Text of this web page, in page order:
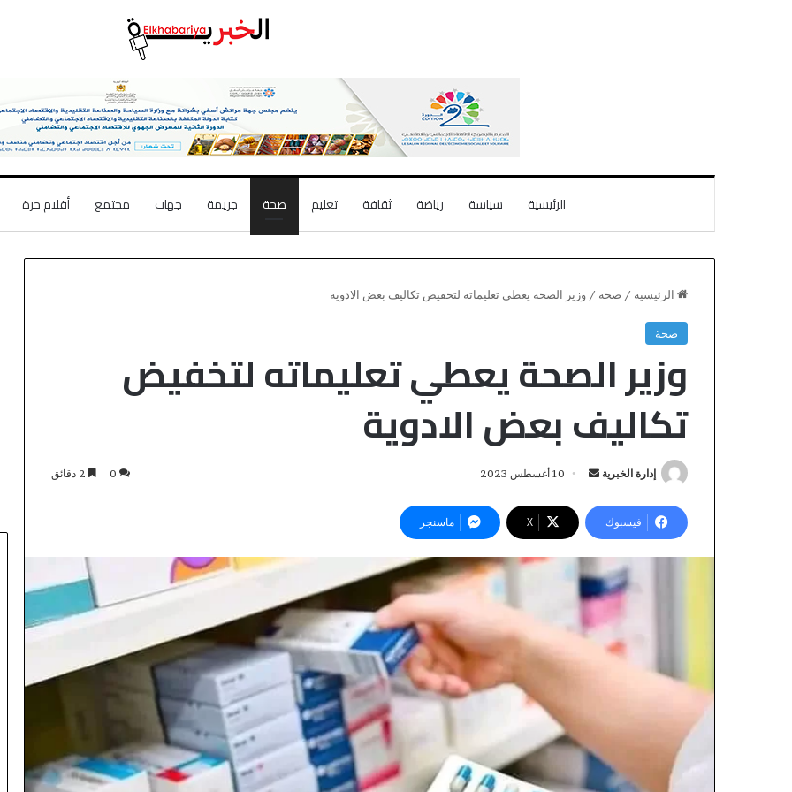
الرئيسية سياسة رياضة ثقافة تعليم صحة جريمة جهات مجتمع أقلام حرة
الرئيسية / صحة / وزير الصحة يعطي تعليماته لتخفيض تكاليف بعض الادوية
صحة
وزير الصحة يعطي تعليماته لتخفيض
تكاليف بعض الادوية
إدارة الخبرية
س
ل
ب
ر
ي
ر
10 أغسطس 2023 0
فيسبوك ‫X ماسنجر
B
U
T
T
منذ 8 دقائق
FB_AUDIT_TEMP
F
_
A
U
D
I
T
_
منذ 8 دقائق
FB_AUDIT_TEMP